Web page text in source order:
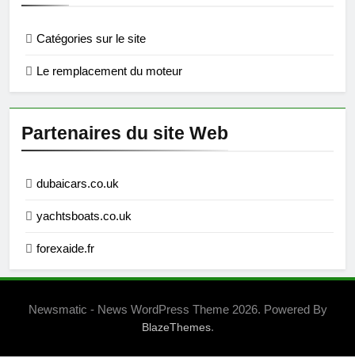
Catégories sur le site
Le remplacement du moteur
Partenaires du site Web
dubaicars.co.uk
yachtsboats.co.uk
forexaide.fr
Newsmatic - News WordPress Theme 2026. Powered By
BlazeThemes.